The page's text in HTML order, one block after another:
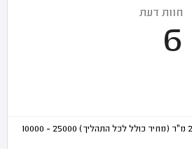
חוות דעת
6
25000 - 10000